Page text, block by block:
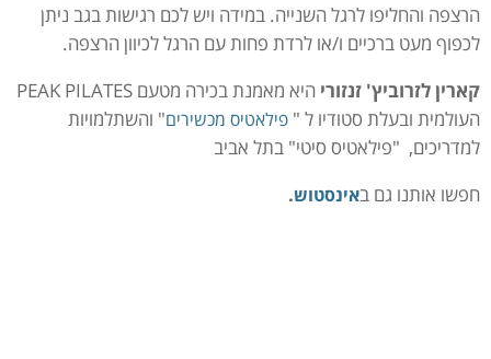
הרצפה והחליפו לרגל השנייה. במידה ויש לכם רגישות בגב ניתן
לכפוף מעט ברכיים ו/או לרדת פחות עם הרגל לכיוון הרצפה.
קארין לזרוביץ' זנזורי
היא מאמנת בכירה מטעם PEAK PILATES
העולמית ובעלת סטודיו ל " פילאטיס מכשירים" והשתלמויות
למדריכים, "פילאטיס סיטי" בתל אביב
חפשו אותנו גם באינסטוש.